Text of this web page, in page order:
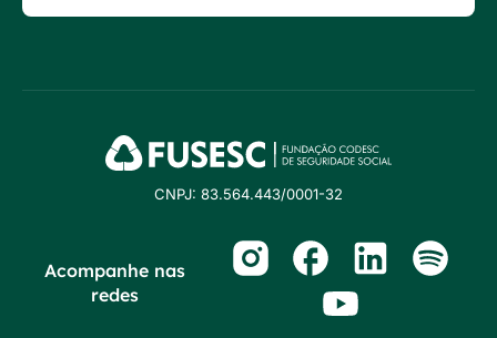
CNPJ: 83.564.443/0001-32
Acompanhe nas
redes